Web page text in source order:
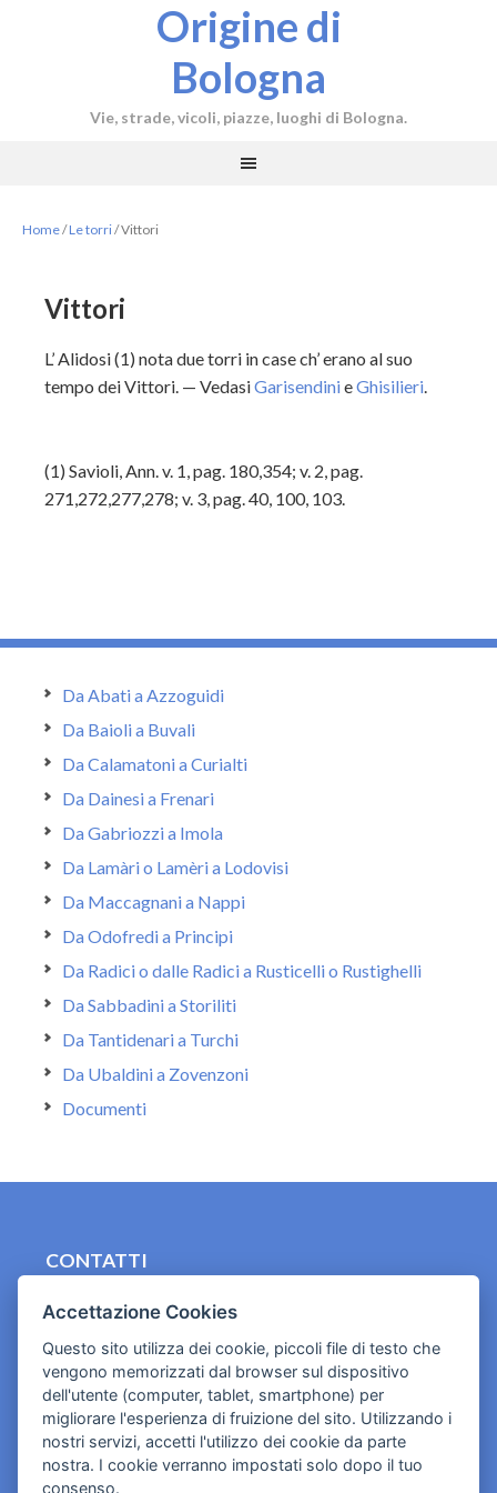
Origine di
Bologna
Vie, strade, vicoli, piazze, luoghi di Bologna.
Home/Le torri/Vittori
Vittori
L’ Alidosi (1) nota due torri in case ch’ erano al suo
tempo dei Vittori. — VedasiGarisendinieGhisilieri.
(1) Savioli, Ann. v. 1, pag. 180,354; v. 2, pag.
271,272,277,278; v. 3, pag. 40, 100, 103.
Da Abati a Azzoguidi
Da Baioli a Buvali
Da Calamatoni a Curialti
Da Dainesi a Frenari
Da Gabriozzi a Imola
Da Lamàri o Lamèri a Lodovisi
Da Maccagnani a Nappi
Da Odofredi a Principi
Da Radici o dalle Radici a Rusticelli o Rustighelli
Da Sabbadini a Storiliti
Da Tantidenari a Turchi
Da Ubaldini a Zovenzoni
Documenti
CONTATTI
Cookies e informativa privacy
Accettazione Cookies
Questo sito utilizza dei cookie, piccoli file di testo che
vengono memorizzati dal browser sul dispositivo
dell'utente (computer, tablet, smartphone) per
migliorare l'esperienza di fruizione del sito. Utilizzando i
nostri servizi, accetti l'utilizzo dei cookie da parte
nostra. I cookie verranno impostati solo dopo il tuo
consenso.